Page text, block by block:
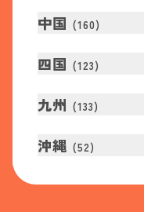
中国 (160)
四国 (123)
九州 (133)
沖縄 (52)